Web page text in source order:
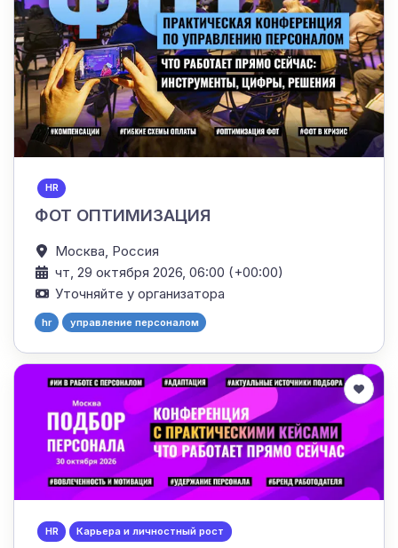
HR
ФОТ ОПТИМИЗАЦИЯ
Москва, Россия
чт, 29 октября 2026, 06:00 (+00:00)
Уточняйте у организатора
hr управление персоналом
HR Карьера и личностный рост